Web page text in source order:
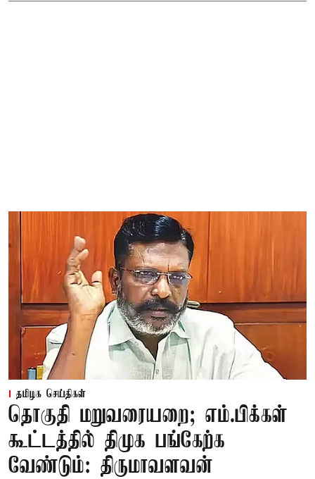
தமிழக செய்திகள்
தொகுதி மறுவரையறை; எம்.பிக்கள்
கூட்டத்தில் திமுக பங்கேற்க
வேண்டும்: திருமாவளவன்